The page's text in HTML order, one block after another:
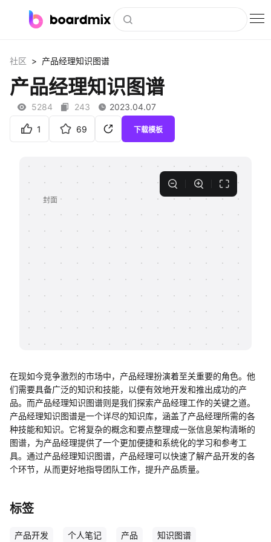
社区资源
下载
会员
私有化部署
知识分享社区
社区 > 产品经理知识图谱
产品经理知识图谱
5284 243 2023.04.07
1 69 下载模板
在现如今竞争激烈的市场中，产品经理扮演着至关重要的角色。他
们需要具备广泛的知识和技能，以便有效地开发和推出成功的产
品。而产品经理知识图谱则是我们探索产品经理工作的关键之道。
产品经理知识图谱是一个详尽的知识库，涵盖了产品经理所需的各
种技能和知识。它将复杂的概念和要点整理成一张信息架构清晰的
图谱，为产品经理提供了一个更加便捷和系统化的学习和参考工
具。通过产品经理知识图谱，产品经理可以快速了解产品开发的各
个环节，从而更好地指导团队工作，提升产品质量。
标签
产品开发 个人笔记 产品 知识图谱